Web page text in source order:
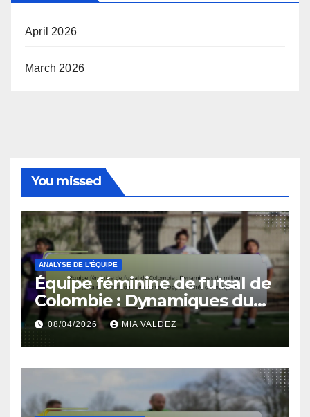
April 2026
March 2026
You missed
ANALYSE DE L'ÉQUIPE
Équipe féminine de futsal de
Colombie : Dynamiques du
milieu de terrain, Transitions
défensives, Opportunités de
marquer
08/04/2026 MIA VALDEZ